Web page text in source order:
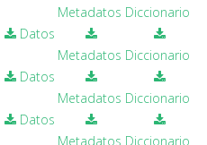
Metadatos Diccionario
Datos
Metadatos Diccionario
Datos
Metadatos Diccionario
Datos
Metadatos Diccionario